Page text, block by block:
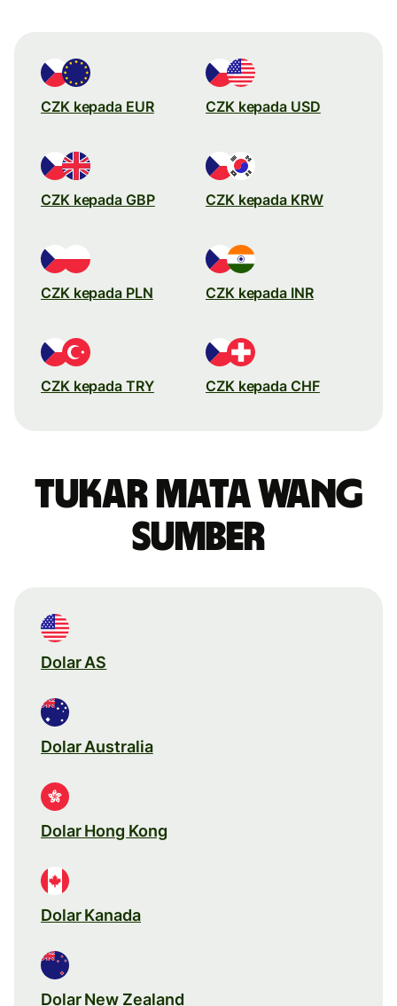
CZK kepada EUR CZK kepada USD
CZK kepada GBP CZK kepada KRW
CZK kepada PLN CZK kepada INR
CZK kepada TRY CZK kepada CHF
Tukar mata wang
sumber
Dolar AS
Dolar Australia
Dolar Hong Kong
Dolar Kanada
Dolar New Zealand